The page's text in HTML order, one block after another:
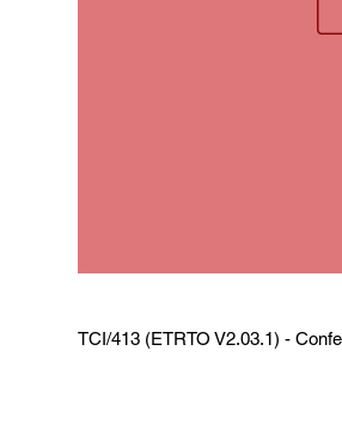
TCI/413 (ETRTO V2.03.1) -